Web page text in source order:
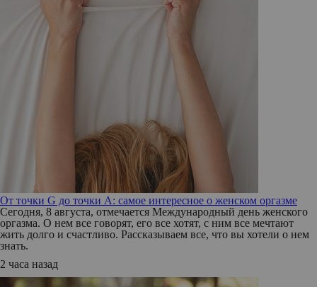
От точки G до точки A: самое интересное о женском оргазме
Сегодня, 8 августа, отмечается Международный день женского
оргазма. О нем все говорят, его все хотят, с ним все мечтают
жить долго и счастливо. Рассказываем все, что вы хотели о нем
знать.
2 часа назад